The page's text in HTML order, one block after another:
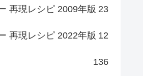
再現レシピ 2009年版 23
再現レシピ 2022年版 12
136